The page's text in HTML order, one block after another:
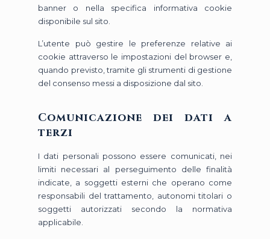
banner o nella specifica informativa cookie
disponibile sul sito.
L’utente può gestire le preferenze relative ai
cookie attraverso le impostazioni del browser e,
quando previsto, tramite gli strumenti di gestione
del consenso messi a disposizione dal sito.
Comunicazione dei dati a
terzi
I dati personali possono essere comunicati, nei
limiti necessari al perseguimento delle finalità
indicate, a soggetti esterni che operano come
responsabili del trattamento, autonomi titolari o
soggetti autorizzati secondo la normativa
applicabile.